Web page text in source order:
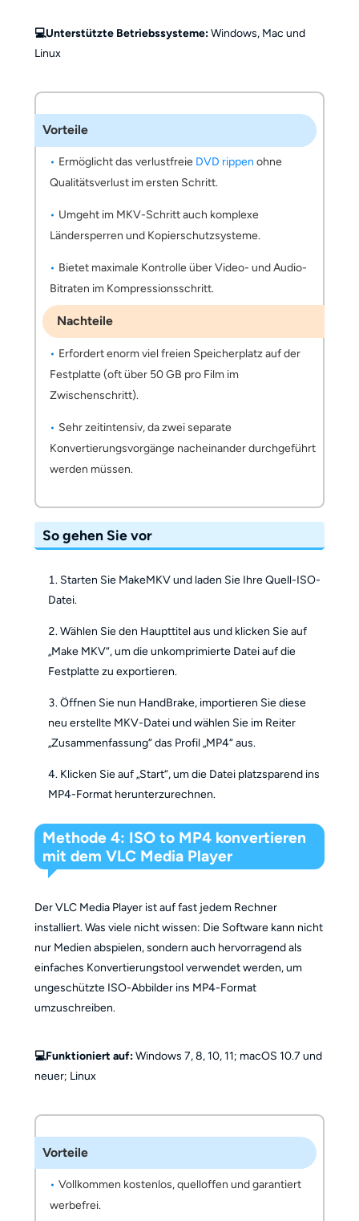
💻Unterstützte Betriebssysteme:Windows, Mac und
Linux
Vorteile
Ermöglicht das verlustfreie DVD rippen ohne
Qualitätsverlust im ersten Schritt.
Umgeht im MKV-Schritt auch komplexe
Ländersperren und Kopierschutzsysteme.
Bietet maximale Kontrolle über Video- und Audio-
Bitraten im Kompressionsschritt.
Nachteile
Erfordert enorm viel freien Speicherplatz auf der
Festplatte (oft über 50 GB pro Film im
Zwischenschritt).
Sehr zeitintensiv, da zwei separate
Konvertierungsvorgänge nacheinander durchgeführt
werden müssen.
So gehen Sie vor
Starten Sie MakeMKV und laden Sie Ihre Quell-ISO-
Datei.
Wählen Sie den Haupttitel aus und klicken Sie auf
„Make MKV“, um die unkomprimierte Datei auf die
Festplatte zu exportieren.
Öffnen Sie nun HandBrake, importieren Sie diese
neu erstellte MKV-Datei und wählen Sie im Reiter
„Zusammenfassung“ das Profil „MP4“ aus.
Klicken Sie auf „Start“, um die Datei platzsparend ins
MP4-Format herunterzurechnen.
Methode 4: ISO to MP4 konvertieren
mit dem VLC Media Player
Der VLC Media Player ist auf fast jedem Rechner
installiert. Was viele nicht wissen: Die Software kann nicht
nur Medien abspielen, sondern auch hervorragend als
einfaches Konvertierungstool verwendet werden, um
ungeschützte ISO-Abbilder ins MP4-Format
umzuschreiben.
💻Funktioniert auf:Windows 7, 8, 10, 11; macOS 10.7 und
neuer; Linux
Vorteile
Vollkommen kostenlos, quelloffen und garantiert
werbefrei.